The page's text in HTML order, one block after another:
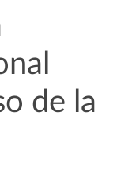
de la